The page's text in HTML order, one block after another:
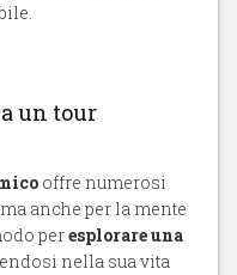
un tour
offre numerosi
anche per la mente
peresplorare una
nella sua vita